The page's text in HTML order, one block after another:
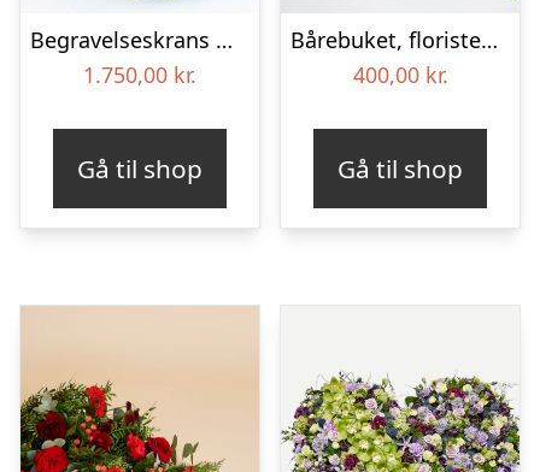
Begravelseskrans med hortensia og farverige detaljer – Blomster til begravelse
1.750,00 kr.
Gå til shop
Bårebuket, floristens valg – Blomster til begravelse
400,00 kr.
Gå til shop